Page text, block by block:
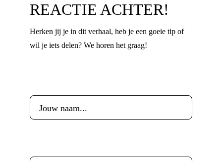
REACTIE ACHTER!
Herken jij je in dit verhaal, heb je een goeie tip of
wil je iets delen? We horen het graag!